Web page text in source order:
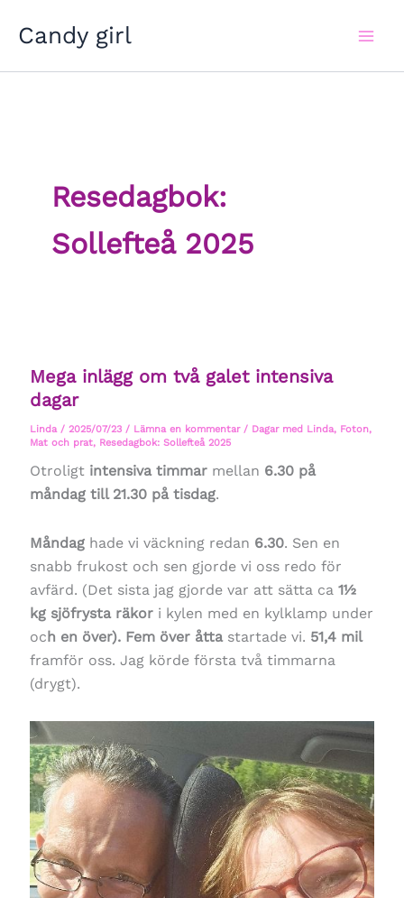
Candy girl
Resedagbok:
Sollefteå 2025
Mega inlägg om två galet intensiva
dagar
Linda / 2025/07/23 / Lämna en kommentar / Dagar med Linda, Foton,
Mat och prat, Resedagbok: Sollefteå 2025
Otroligt intensiva timmarmellan 6.30 på
måndag till 21.30 på tisdag.
Måndaghade vi väckning redan 6.30. Sen en
snabb frukost och sen gjorde vi oss redo för
avfärd. (Det sista jag gjorde var att sätta ca 1½
kg sjöfrysta räkor i kylen med en kylklamp under
och en över). Fem över åtta startade vi. 51,4 mil
framför oss. Jag körde första två timmarna
(drygt).